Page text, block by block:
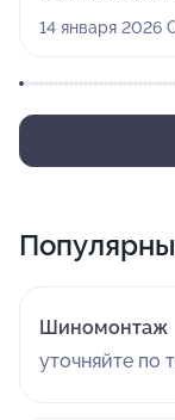
14 января 2026
Шиномонтаж
уточняйте по